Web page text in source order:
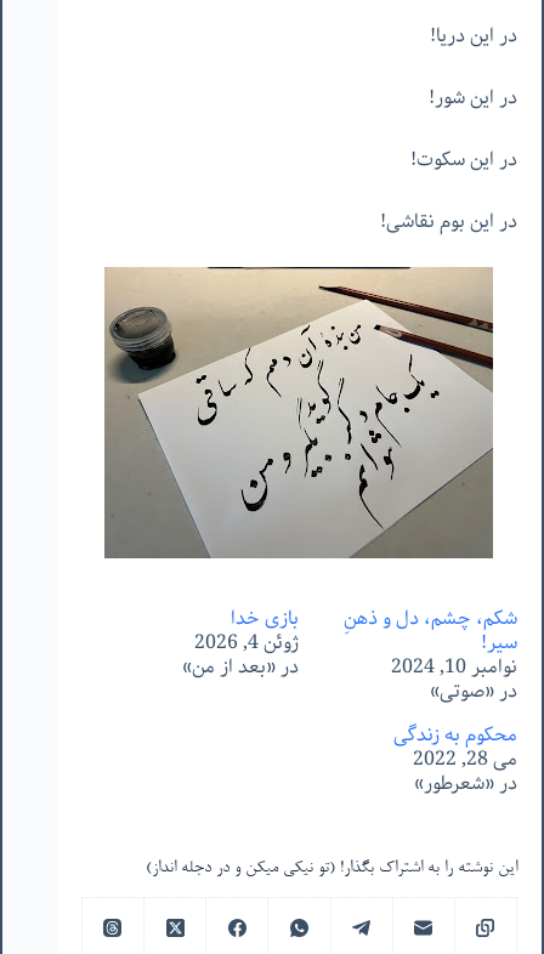
در این دریا!
در این شور!
در این سکوت!
در این بوم نقاشی!
شکم، چشم، دل و ذهنِ
سیر!
نوامبر 10, 2024
در «صوتی»
بازی خدا
ژوئن 4, 2026
در «بعد از من»
محکوم به زندگی
می 28, 2022
در «شعرطور»
این نوشته را به اشتراک بگذار! (تو نیکی میکن و در دجله انداز)